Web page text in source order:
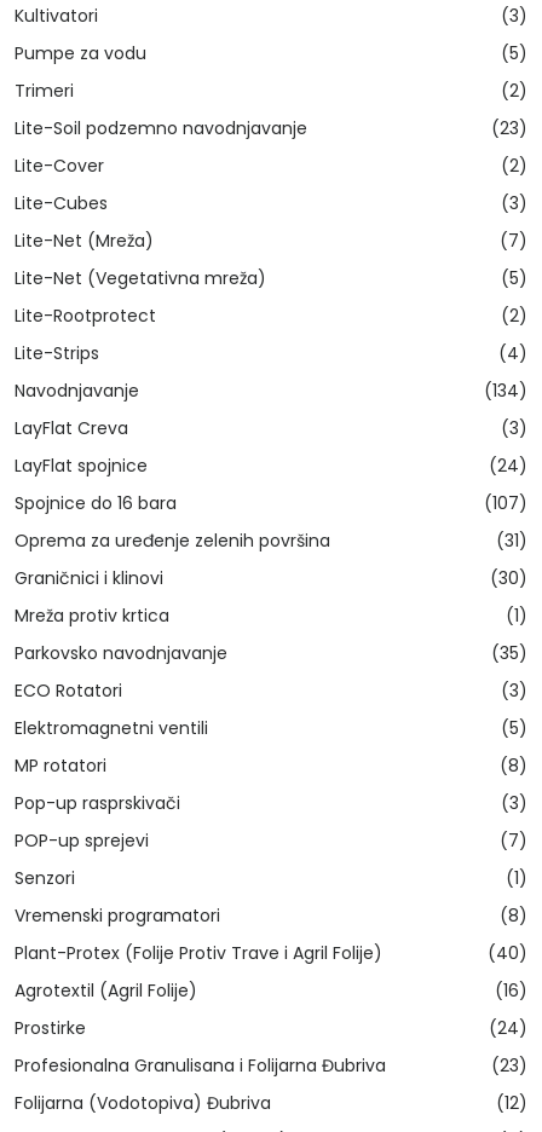
Kultivatori
(3)
Pumpe za vodu
(5)
Trimeri
(2)
Lite-Soil podzemno navodnjavanje
(23)
Lite-Cover
(2)
Lite-Cubes
(3)
Lite-Net (Mreža)
(7)
Lite-Net (Vegetativna mreža)
(5)
Lite-Rootprotect
(2)
Lite-Strips
(4)
Navodnjavanje
(134)
LayFlat Creva
(3)
LayFlat spojnice
(24)
Spojnice do 16 bara
(107)
Oprema za uređenje zelenih površina
(31)
Graničnici i klinovi
(30)
Mreža protiv krtica
(1)
Parkovsko navodnjavanje
(35)
ECO Rotatori
(3)
Elektromagnetni ventili
(5)
MP rotatori
(8)
Pop-up rasprskivači
(3)
POP-up sprejevi
(7)
Senzori
(1)
Vremenski programatori
(8)
Plant-Protex (Folije Protiv Trave i Agril Folije)
(40)
Agrotextil (Agril Folije)
(16)
Prostirke
(24)
Profesionalna Granulisana i Folijarna Đubriva
(23)
Folijarna (Vodotopiva) Đubriva
(12)